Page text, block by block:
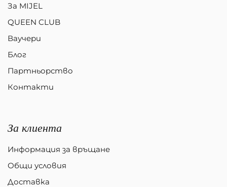
За MIJEL
QUEEN CLUB
Ваучери
Блог
Партньорство
Контакти
За клиента
Информация за връщане
Общи условия
Доставка